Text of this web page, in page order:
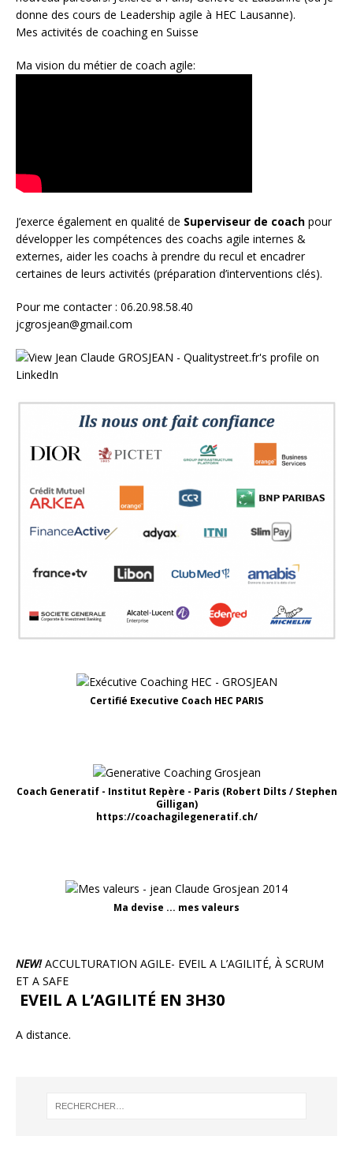
donne des cours de Leadership agile à HEC Lausanne).
Mes activités de coaching en Suisse
Ma vision du métier de coach agile:
J’exerce également en qualité de Superviseur de coach pour
développer les compétences des coachs agile internes &
externes, aider les coachs à prendre du recul et encadrer
certaines de leurs activités (préparation d’interventions clés).
Pour me contacter : 06.20.98.58.40
jcgrosjean@gmail.com
Certifié Executive Coach HEC PARIS
Coach Generatif - Institut Repère - Paris (Robert Dilts / Stephen
Gilligan)
https://coachagilegeneratif.ch/
Ma devise ... mes valeurs
NEW!ACCULTURATION AGILE- EVEIL A L’AGILITÉ, À SCRUM
ET A SAFE
EVEIL A L’AGILITÉ EN 3H30
A distance.